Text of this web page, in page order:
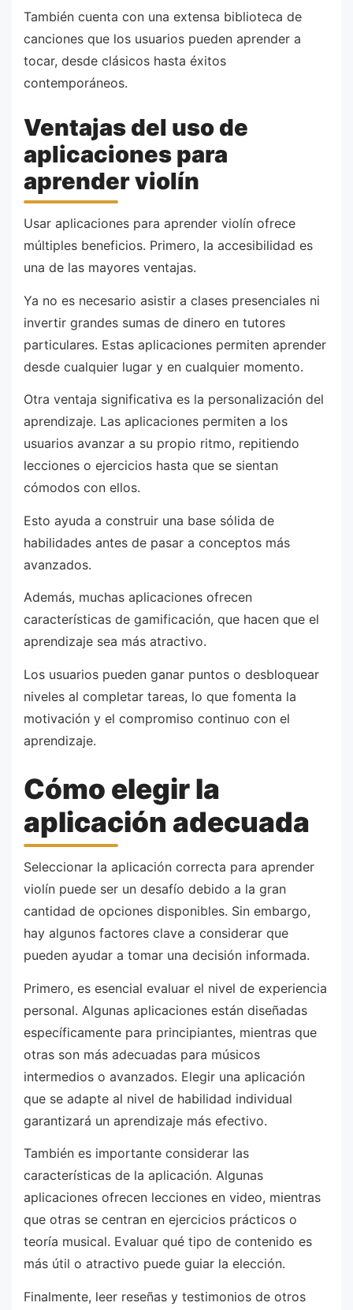
También cuenta con una extensa biblioteca de
canciones que los usuarios pueden aprender a
tocar, desde clásicos hasta éxitos
contemporáneos.
Ventajas del uso de
aplicaciones para
aprender violín
Usar aplicaciones para aprender violín ofrece
múltiples beneficios. Primero, la accesibilidad es
una de las mayores ventajas.
Ya no es necesario asistir a clases presenciales ni
invertir grandes sumas de dinero en tutores
particulares. Estas aplicaciones permiten aprender
desde cualquier lugar y en cualquier momento.
Otra ventaja significativa es la personalización del
aprendizaje. Las aplicaciones permiten a los
usuarios avanzar a su propio ritmo, repitiendo
lecciones o ejercicios hasta que se sientan
cómodos con ellos.
Esto ayuda a construir una base sólida de
habilidades antes de pasar a conceptos más
avanzados.
Además, muchas aplicaciones ofrecen
características de gamificación, que hacen que el
aprendizaje sea más atractivo.
Los usuarios pueden ganar puntos o desbloquear
niveles al completar tareas, lo que fomenta la
motivación y el compromiso continuo con el
aprendizaje.
Cómo elegir la
aplicación adecuada
Seleccionar la aplicación correcta para aprender
violín puede ser un desafío debido a la gran
cantidad de opciones disponibles. Sin embargo,
hay algunos factores clave a considerar que
pueden ayudar a tomar una decisión informada.
Primero, es esencial evaluar el nivel de experiencia
personal. Algunas aplicaciones están diseñadas
específicamente para principiantes, mientras que
otras son más adecuadas para músicos
intermedios o avanzados. Elegir una aplicación
que se adapte al nivel de habilidad individual
garantizará un aprendizaje más efectivo.
También es importante considerar las
características de la aplicación. Algunas
aplicaciones ofrecen lecciones en video, mientras
que otras se centran en ejercicios prácticos o
teoría musical. Evaluar qué tipo de contenido es
más útil o atractivo puede guiar la elección.
Finalmente, leer reseñas y testimonios de otros